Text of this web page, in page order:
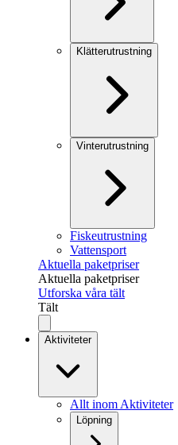
Klätterutrustning
Vinterutrustning
Fiskeutrustning
Vattensport
Aktuella paketpriser
Aktuella paketpriser
Utforska våra tält
Tält
Aktiviteter
Allt inom Aktiviteter
Löpning